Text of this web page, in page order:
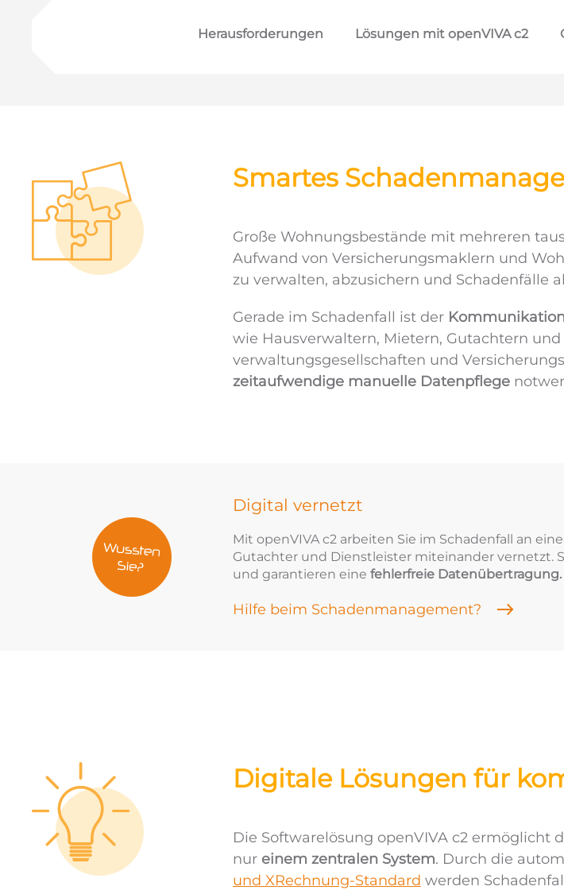
Herausforderungen Lösungen mit openVIVA c2
Smartes
Große Wohnungsbestände mit mehreren
Aufwand von Versicherungsmaklern und
zu verwalten, abzusichern und Schadenfälle
Gerade im Schadenfall ist der
wie Hausverwaltern, Mietern, Gutachtern
verwaltungs­gesellschaften und
zeitaufwendige manuelle Datenpflege
Digital vernetzt
Mit openVIVA c2 arbeiten Sie im Schadenfall an
Gutachter und Dienstleister miteinander vernetzt.
und garantieren eine fehlerfreie Datenübertragung.
Hilfe beim Schadenmanagement?
Digitale Lösungen für
Die Softwarelösung openVIVA c2 ermöglicht
nur einem zentralen System. Durch die
und XRechnung-Standard werden